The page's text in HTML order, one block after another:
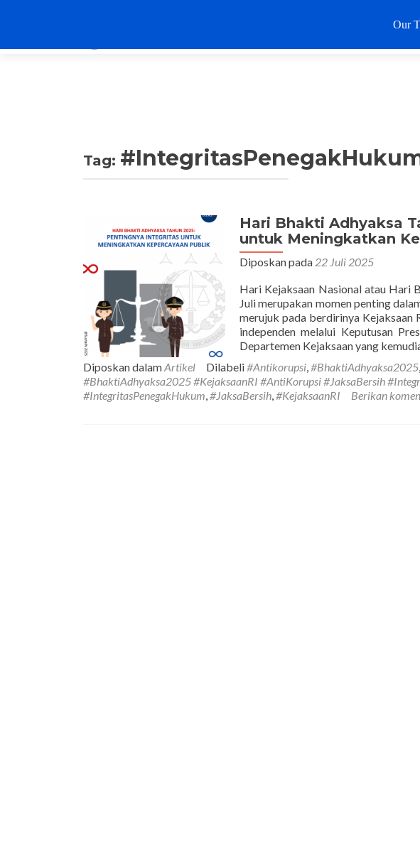
Tag:
Hari Bhakti Adhyaksa
untuk Meningkatkan
Diposkan pada 22 Juli 2025
Hari Kejaksaan Nasional atau Hari
Juli merupakan momen penting
merujuk pada berdirinya Kejaksaan
independen melalui Keputusan
Departemen Kejaksaan yang
Diposkan dalamArtikel Dilabeli#Antikorupsi,#BhaktiAdhyaksa2025,
#BhaktiAdhyaksa2025 #KejaksaanRI #AntiKorupsi #JaksaBersih
#IntegritasPenegakHukum,#JaksaBersih,#KejaksaanRI Berikan
Our